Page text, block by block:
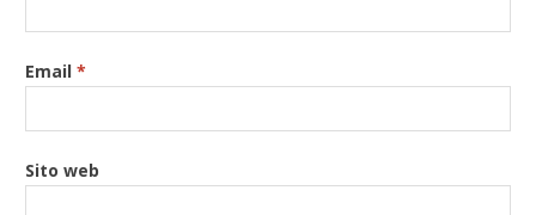
Email*
Sito web